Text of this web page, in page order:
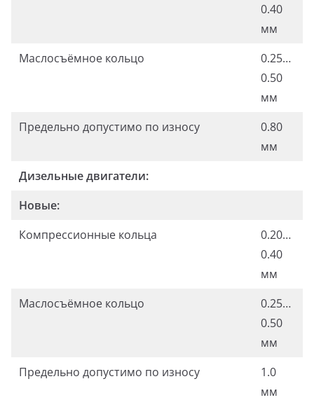
0.40
мм
Маслосъёмное кольцо
0.25…
0.50
мм
Предельно допустимо по износу
0.80
мм
Дизельные двигатели:
Новые:
Компрессионные кольца
0.20…
0.40
мм
Маслосъёмное кольцо
0.25…
0.50
мм
Предельно допустимо по износу
1.0
мм